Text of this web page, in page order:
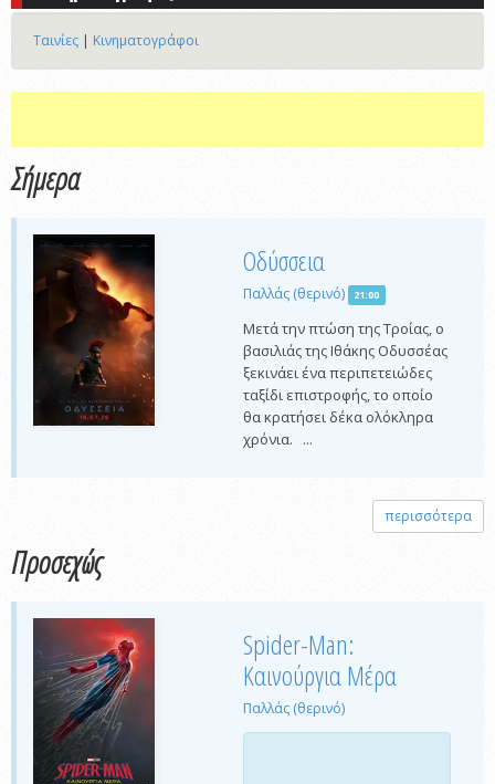
Ταινίες | Κινηματογράφοι
Σήμερα
Οδύσσεια
Παλλάς (θερινό) 21:00
Μετά την πτώση της Τροίας, ο
βασιλιάς της Ιθάκης Οδυσσέας
ξεκινάει ένα περιπετειώδες
ταξίδι επιστροφής, το οποίο
θα κρατήσει δέκα ολόκληρα
χρόνια. ...
περισσότερα
Προσεχώς
Spider-Man:
Καινούργια Μέρα
Παλλάς (θερινό)